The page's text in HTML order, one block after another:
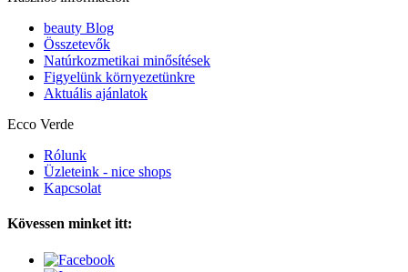
beauty Blog
Összetevők
Natúrkozmetikai minősítések
Figyelünk környezetünkre
Aktuális ajánlatok
Ecco Verde
Rólunk
Üzleteink - nice shops
Kapcsolat
Kövessen minket itt: